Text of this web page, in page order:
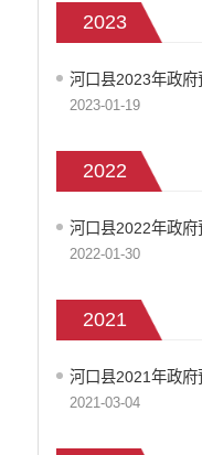
征地信息公开
安全生产信息公开
文化机构信息公开
民政信息公开
行政处罚和行政强制
政府集中采购
公务员招录
减税降费
重大决策
2023
河口县2023年政府
2023-01-19
2022
河口县2022年政府
2022-01-30
2021
河口县2021年政
2021-03-04